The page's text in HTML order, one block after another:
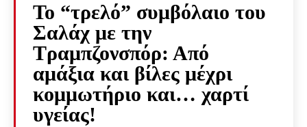
Το “τρελό” συμβόλαιο του
Σαλάχ με την
Τραμπζονσπόρ: Από
αμάξια και βίλες μέχρι
κομμωτήριο και… χαρτί
υγείας!